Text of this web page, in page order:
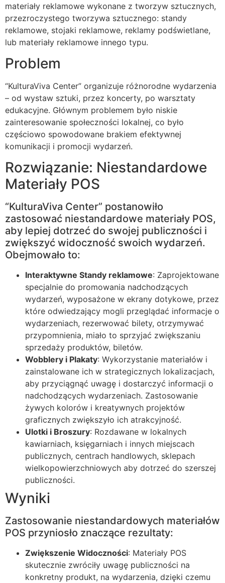
materiały reklamowe wykonane z tworzyw sztucznych,
przezroczystego tworzywa sztucznego: standy
reklamowe, stojaki reklamowe, reklamy podświetlane,
lub materiały reklamowe innego typu.
Problem
“KulturaViva Center” organizuje różnorodne wydarzenia
– od wystaw sztuki, przez koncerty, po warsztaty
edukacyjne. Głównym problemem było niskie
zainteresowanie społeczności lokalnej, co było
częściowo spowodowane brakiem efektywnej
komunikacji i promocji wydarzeń.
Rozwiązanie: Niestandardowe
Materiały POS
“KulturaViva Center” postanowiło
zastosować niestandardowe materiały POS,
aby lepiej dotrzeć do swojej publiczności i
zwiększyć widoczność swoich wydarzeń.
Obejmowało to:
Interaktywne Standy reklamowe: Zaprojektowane
specjalnie do promowania nadchodzących
wydarzeń, wyposażone w ekrany dotykowe, przez
które odwiedzający mogli przeglądać informacje o
wydarzeniach, rezerwować bilety, otrzymywać
przypomnienia, miało to sprzyjać zwiększaniu
sprzedaży produktów, biletów.
Wobblery i Plakaty: Wykorzystanie materiałów i
zainstalowane ich w strategicznych lokalizacjach,
aby przyciągnąć uwagę i dostarczyć informacji o
nadchodzących wydarzeniach. Zastosowanie
żywych kolorów i kreatywnych projektów
graficznych zwiększyło ich atrakcyjność.
Ulotki i Broszury: Rozdawane w lokalnych
kawiarniach, księgarniach i innych miejscach
publicznych, centrach handlowych, sklepach
wielkopowierzchniowych aby dotrzeć do szerszej
publiczności.
Wyniki
Zastosowanie niestandardowych materiałów
POS przyniosło znaczące rezultaty:
Zwiększenie Widoczności: Materiały POS
skutecznie zwróciły uwagę publiczności na
konkretny produkt, na wydarzenia, dzięki czemu